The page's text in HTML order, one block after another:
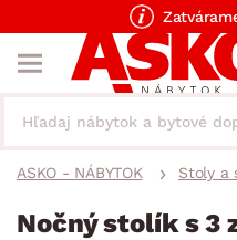
ASKO - NÁBYTOK Stoly a
Nočný stolík s 3